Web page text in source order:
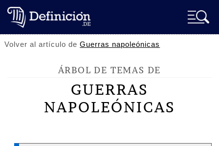
Volver al artículo deGuerras napoleónicas
ÁRBOL DE TEMAS DE
GUERRAS
NAPOLEÓNICAS